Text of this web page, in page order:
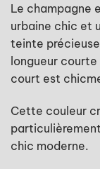
Le champagne
urbaine chic et
teinte
longueur
court est
Cette couleur
chic moderne.